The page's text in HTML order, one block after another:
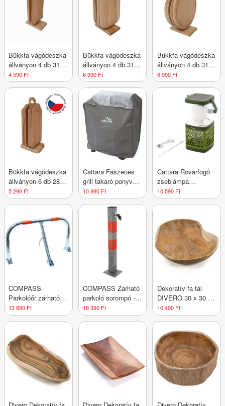
Bükkfa vágódeszka
állványon 4 db 31 x
14 cm
4 590 Ft
Bükkfa vágódeszka
állványon 4 db 31 x
18 cm
6 990 Ft
Bükkfa vágódeszka
állványon 4 db 31 x
25 cm
6 990 Ft
Bükkfa vágódeszka
állványon 6 db 28 x
11 x 12 cm
5 290 Ft
Cattara Faszenes
grill takaró ponyva
13040 ROYAL
10 890 Ft
Cattara Rovarfogó
zseblámpa
újratölthető
10 590 Ft
COMPASS
Parkolóőr zárható
típus M
13 890 Ft
COMPASS Zárható
parkoló sorompó - I.
típusú
18 390 Ft
Dekoratív fa tál
DIVERO 30 x 30 x
8 cm
10 490 Ft